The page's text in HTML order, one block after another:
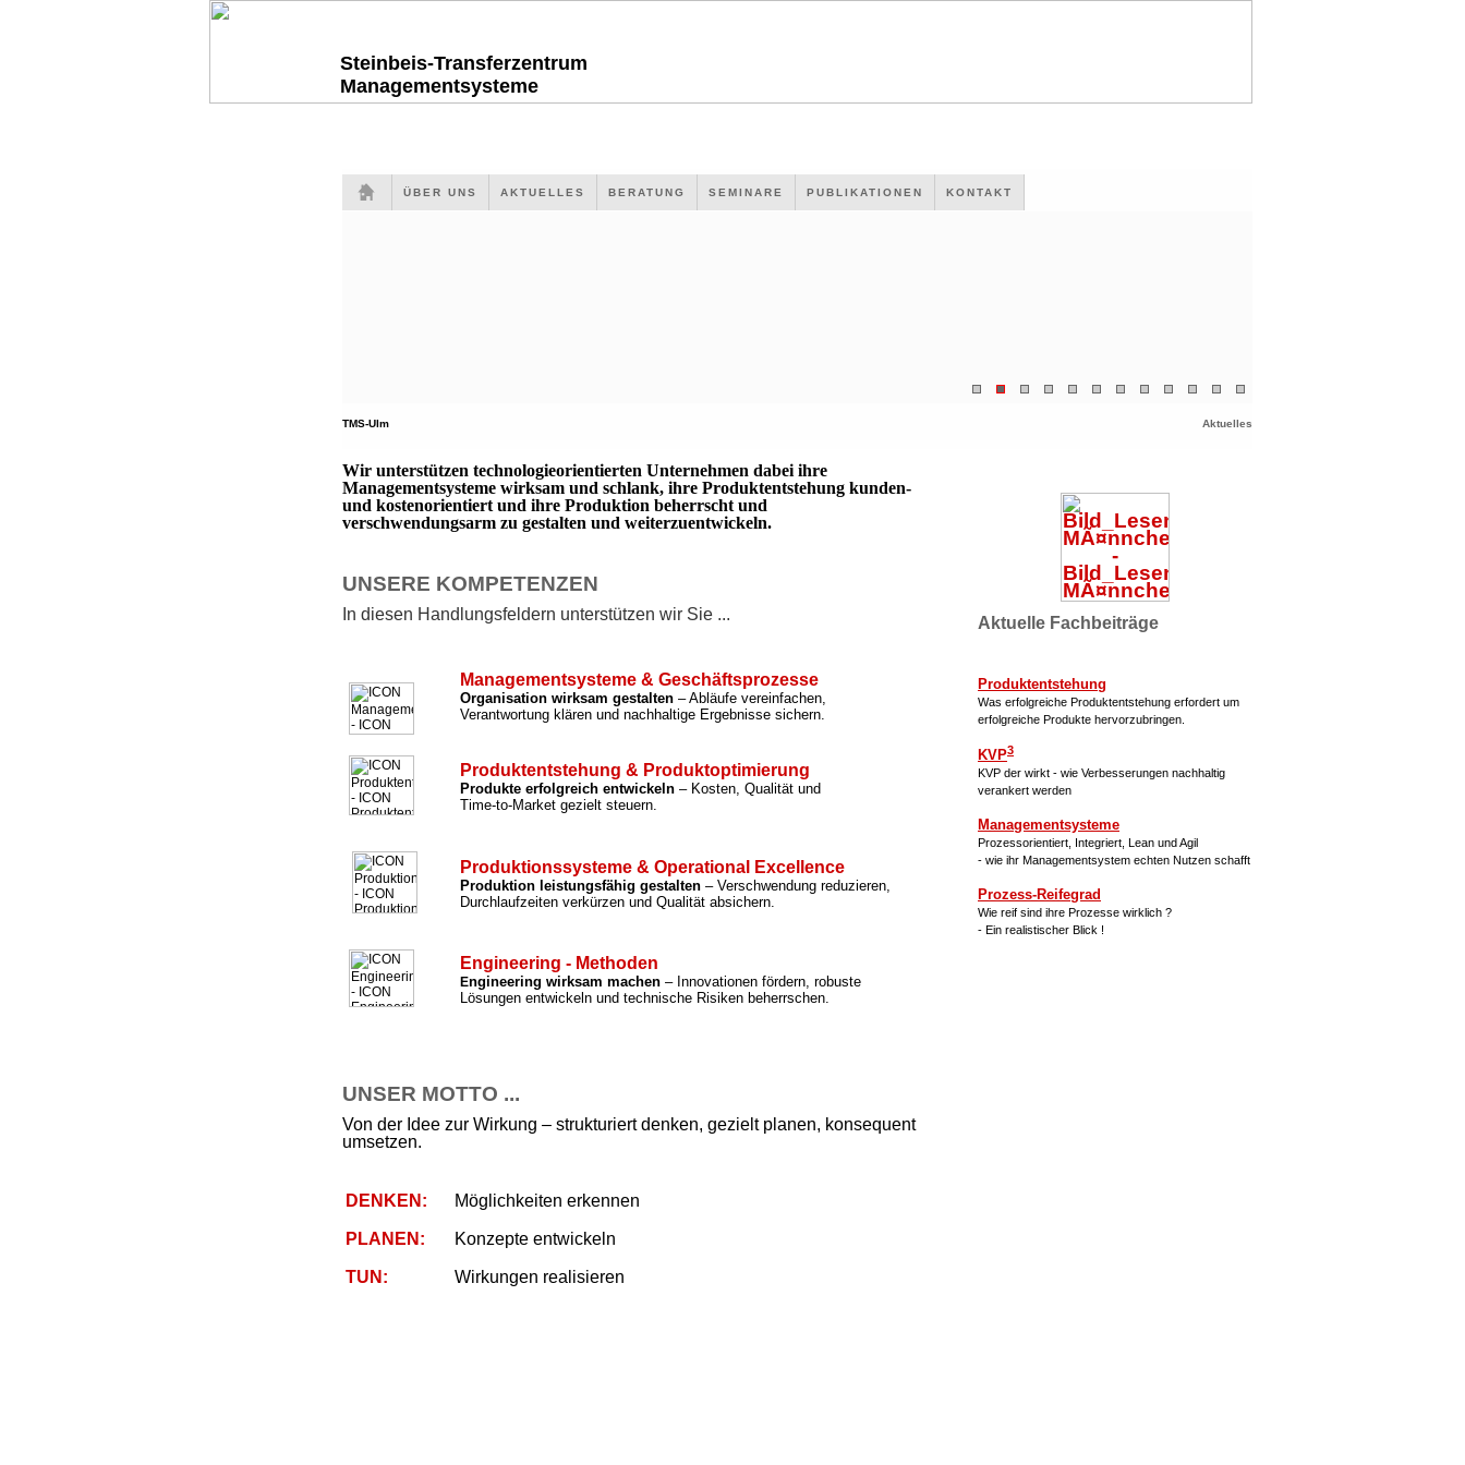
Steinbeis-Transferzentrum
Managementsysteme
ÜBER UNS AKTUELLES BERATUNG SEMINARE PUBLIKATIONEN KONTAKT
TMS-Ulm Aktuelles
Wir unterstützen technologieorientierten Unternehmen dabei ihre
Managementsysteme wirksam und schlank, ihre Produktentstehung kunden-
und kostenorientiert und ihre Produktion beherrscht und
verschwendungsarm zu gestalten und weiterzuentwickeln.
UNSERE KOMPETENZEN
In diesen Handlungsfeldern unterstützen wir Sie ...
Managementsysteme & Geschäftsprozesse
Organisation wirksam gestalten – Abläufe vereinfachen,
Verantwortung klären und nachhaltige Ergebnisse sichern.
Produktentstehung & Produktoptimierung
Produkte erfolgreich entwickeln – Kosten, Qualität und
Time-to-Market gezielt steuern.
Produktionssysteme & Operational Excellence
Produktion leistungsfähig gestalten – Verschwendung reduzieren,
Durchlaufzeiten verkürzen und Qualität absichern.
Engineering - Methoden
Engineering wirksam machen – Innovationen fördern, robuste
Lösungen entwickeln und technische Risiken beherrschen.
UNSER MOTTO ...
Von der Idee zur Wirkung – strukturiert denken, gezielt planen, konsequent
umsetzen.
DENKEN: Möglichkeiten erkennen
PLANEN: Konzepte entwickeln
TUN: Wirkungen realisieren
Aktuelle Fachbeiträge
Produktentstehung
Was erfolgreiche Produktentstehung erfordert um
erfolgreiche Produkte hervorzubringen.
KVP3
KVP der wirkt - wie Verbesserungen nachhaltig
verankert werden
Managementsysteme
Prozessorientiert, Integriert, Lean und Agil
- wie ihr Managementsystem echten Nutzen schafft
Prozess-Reifegrad
Wie reif sind ihre Prozesse wirklich ?
- Ein realistischer Blick !